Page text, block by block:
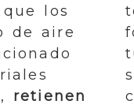
que los
de aire
retienen